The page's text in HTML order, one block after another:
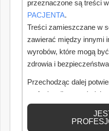
przeznaczone są treści
PACJENTA.
Treści zamieszczane w
zawierać między innymi
wyrobów, które mogą
zdrowia i
Przechodząc dalej
profesjonalistą
wiedzę medyczną.